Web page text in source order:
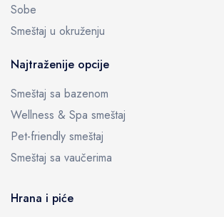
Sobe
Smeštaj u okruženju
Najtraženije opcije
Smeštaj sa bazenom
Wellness & Spa smeštaj
Pet-friendly smeštaj
Smeštaj sa vaučerima
Hrana i piće